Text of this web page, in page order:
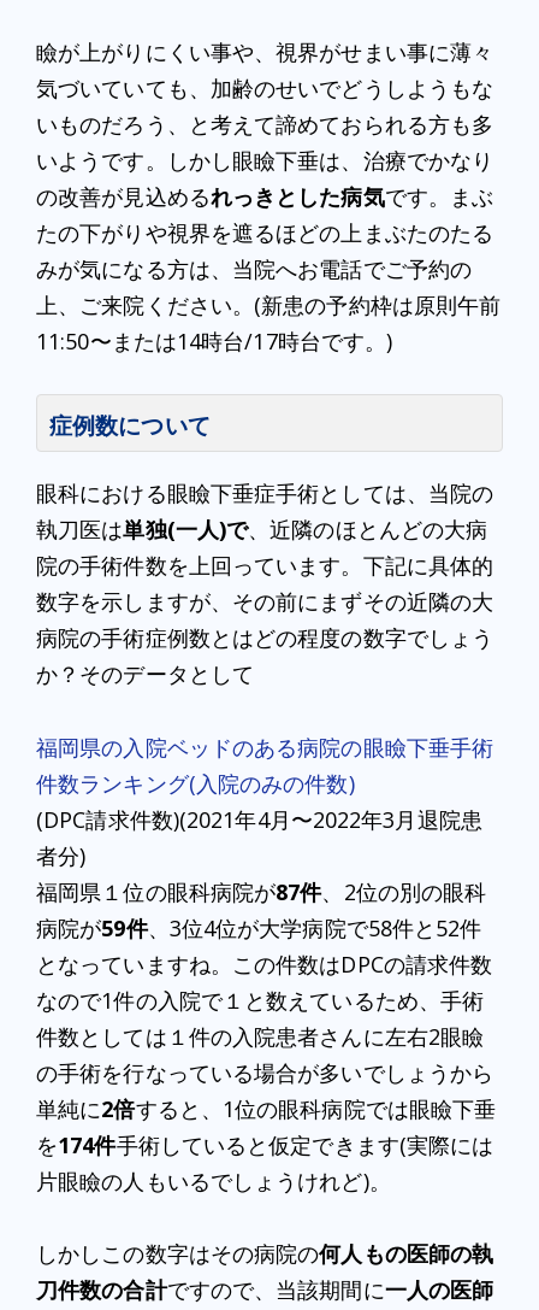
瞼が上がりにくい事や、視界がせまい事に薄々
気づいていても、加齢のせいでどうしようもな
いものだろう、と考えて諦めておられる方も多
いようです。しかし眼瞼下垂は、治療でかなり
の改善が見込めるれっきとした病気です。まぶ
たの下がりや視界を遮るほどの上まぶたのたる
みが気になる方は、当院へお電話でご予約の
上、ご来院ください。(新患の予約枠は原則午前
11:50〜または14時台/17時台です。)
症例数について
眼科における眼瞼下垂症手術としては、当院の
執刀医は単独(一人)で、近隣のほとんどの大病
院の手術件数を上回っています。下記に具体的
数字を示しますが、その前にまずその近隣の大
病院の手術症例数とはどの程度の数字でしょう
か？そのデータとして
福岡県の入院ベッドのある病院の眼瞼下垂手術
件数ランキング(入院のみの件数)
(DPC請求件数)(2021年4月〜2022年3月退院患
者分)
福岡県１位の眼科病院が87件、2位の別の眼科
病院が59件、3位4位が大学病院で58件と52件
となっていますね。この件数はDPCの請求件数
なので1件の入院で１と数えているため、手術
件数としては１件の入院患者さんに左右2眼瞼
の手術を行なっている場合が多いでしょうから
単純に2倍すると、1位の眼科病院では眼瞼下垂
を174件手術していると仮定できます(実際には
片眼瞼の人もいるでしょうけれど)。
しかしこの数字はその病院の何人もの医師の執
刀件数の合計ですので、当該期間に一人の医師